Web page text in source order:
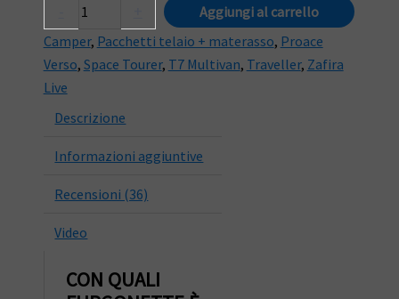
camper
SEVEL:
struttura
letto
pieghevole
quantità
Aggiungi al carrello
Camper, Pacchetti telaio + materasso, Proace
Verso, Space Tourer, T7 Multivan, Traveller, Zafira
Live
Descrizione
Informazioni aggiuntive
Recensioni (36)
Video
CON QUALI